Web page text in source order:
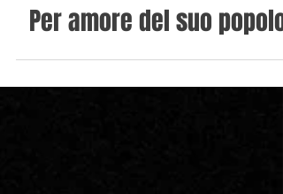
Per amore del suo popolo